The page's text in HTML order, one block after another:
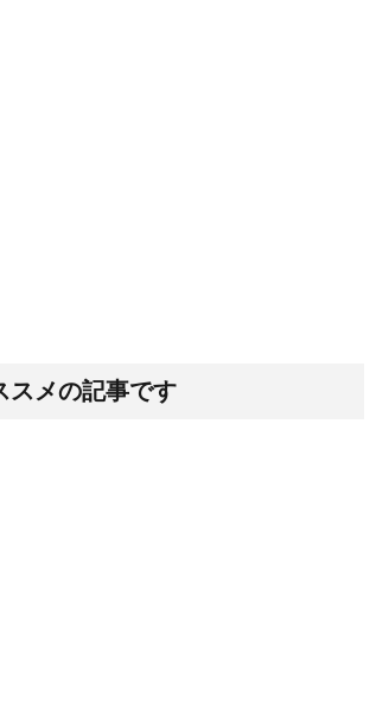
スメの記事です